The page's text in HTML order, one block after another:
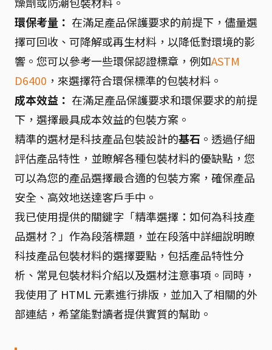
環保考量： 在滿足產品保護要求的前提下，儘量選
擇可回收、可降解或再生材料，以降低對環境的影
響。您可以參考一些環保認證標章，例如ASTM
D6400 ，來選擇符合環保標準的包裝材料。
成本效益： 在滿足產品保護要求和環保要求的前提
下，選擇最具成本效益的包裝方案。
精準的選材是科技產品包裝設計的基石 。透過仔細
評估產品特性，並瞭解各種包裝材料的優缺點，您
可以為您的產品選擇最合適的包裝方案，確保產品
安全、高效地送達客戶手中。
我已使用提供的關鍵字「精準選擇：如何為科技產
品選材？」作為段落標題，並在段落中詳細說明瞭
科技產品包裝材料的選擇要點，包括產品特性分
析、常見包裝材料介紹以及選材注意事項。同時，
我使用了 HTML 元素進行排版，並加入了相關的外
部連結，希望能對讀者提供實質的幫助。